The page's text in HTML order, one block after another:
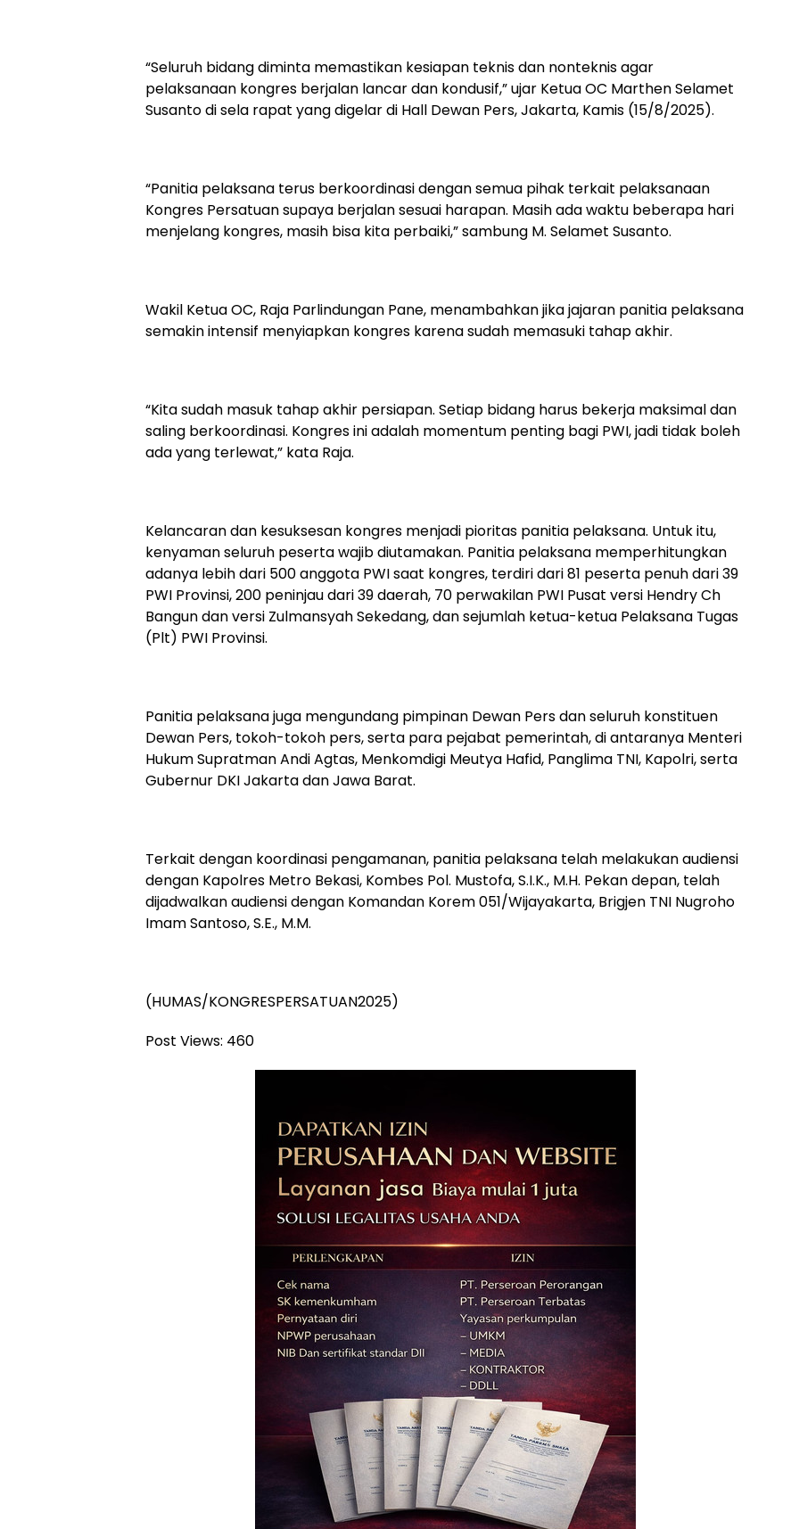
“Seluruh bidang diminta memastikan kesiapan teknis dan nonteknis agar
pelaksanaan kongres berjalan lancar dan kondusif,” ujar Ketua OC Marthen Selamet
Susanto di sela rapat yang digelar di Hall Dewan Pers, Jakarta, Kamis (15/8/2025).
“Panitia pelaksana terus berkoordinasi dengan semua pihak terkait pelaksanaan
Kongres Persatuan supaya berjalan sesuai harapan. Masih ada waktu beberapa hari
menjelang kongres, masih bisa kita perbaiki,” sambung M. Selamet Susanto.
Wakil Ketua OC, Raja Parlindungan Pane, menambahkan jika jajaran panitia pelaksana
semakin intensif menyiapkan kongres karena sudah memasuki tahap akhir.
“Kita sudah masuk tahap akhir persiapan. Setiap bidang harus bekerja maksimal dan
saling berkoordinasi. Kongres ini adalah momentum penting bagi PWI, jadi tidak boleh
ada yang terlewat,” kata Raja.
Kelancaran dan kesuksesan kongres menjadi pioritas panitia pelaksana. Untuk itu,
kenyaman seluruh peserta wajib diutamakan. Panitia pelaksana memperhitungkan
adanya lebih dari 500 anggota PWI saat kongres, terdiri dari 81 peserta penuh dari 39
PWI Provinsi, 200 peninjau dari 39 daerah, 70 perwakilan PWI Pusat versi Hendry Ch
Bangun dan versi Zulmansyah Sekedang, dan sejumlah ketua-ketua Pelaksana Tugas
(Plt) PWI Provinsi.
Panitia pelaksana juga mengundang pimpinan Dewan Pers dan seluruh konstituen
Dewan Pers, tokoh-tokoh pers, serta para pejabat pemerintah, di antaranya Menteri
Hukum Supratman Andi Agtas, Menkomdigi Meutya Hafid, Panglima TNI, Kapolri, serta
Gubernur DKI Jakarta dan Jawa Barat.
Terkait dengan koordinasi pengamanan, panitia pelaksana telah melakukan audiensi
dengan Kapolres Metro Bekasi, Kombes Pol. Mustofa, S.I.K., M.H. Pekan depan, telah
dijadwalkan audiensi dengan Komandan Korem 051/Wijayakarta, Brigjen TNI Nugroho
Imam Santoso, S.E., M.M.
(HUMAS/KONGRESPERSATUAN2025)
Post Views: 460